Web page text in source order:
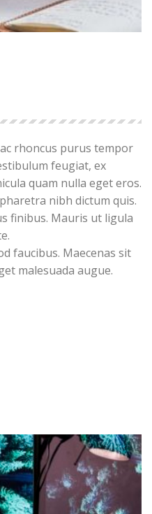
rhoncus purus tempor
feugiat, ex
quam nulla eget eros.
nibh dictum quis.
finibus. Mauris ut ligula
faucibus. Maecenas sit
malesuada augue.